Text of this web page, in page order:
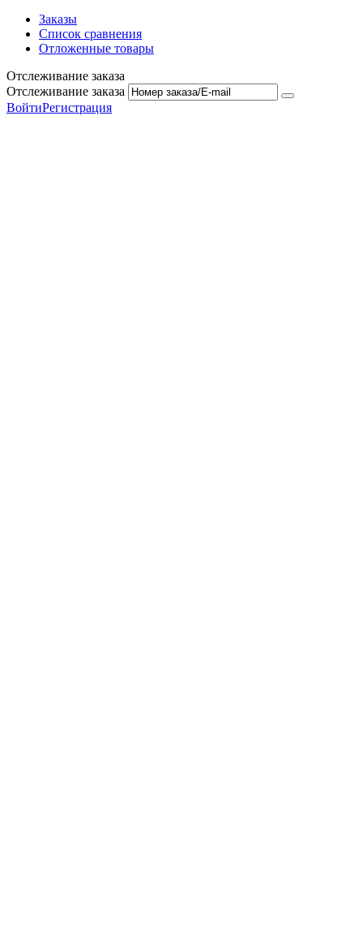
Заказы
Список сравнения
Отложенные товары
Отслеживание заказа
Отслеживание заказа
ВойтиРегистрация